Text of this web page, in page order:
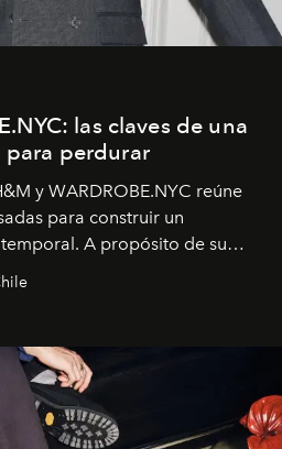
las claves de una
para perdurar
y WARDROBE.NYC reúne
para construir un
A propósito de su
de diseño global de la marca